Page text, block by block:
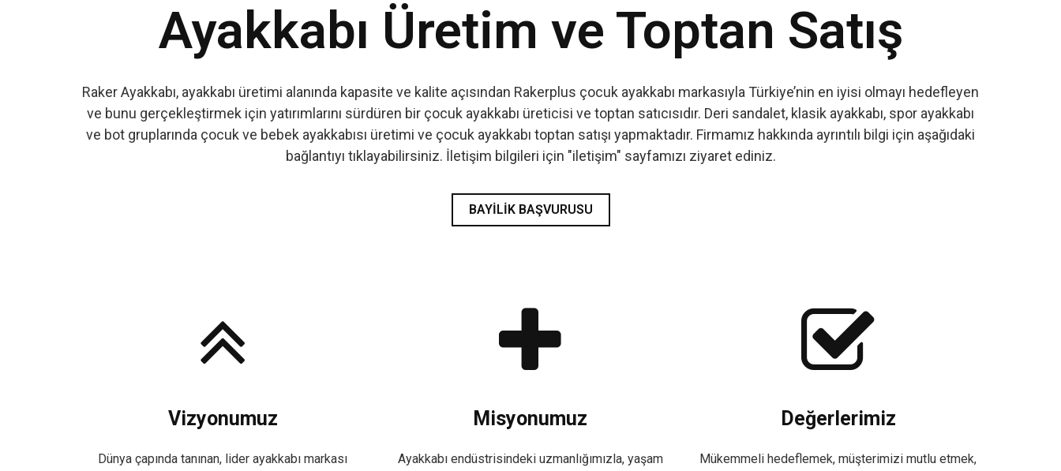
Ayakkabı Üretim ve Toptan Satış
Raker Ayakkabı, ayakkabı üretimi alanında kapasite ve kalite açısından Rakerplus çocuk ayakkabı markasıyla Türkiye’nin en iyisi olmayı hedefleyen
ve bunu gerçekleştirmek için yatırımlarını sürdüren bir çocuk ayakkabı üreticisi ve toptan satıcısıdır. Deri sandalet, klasik ayakkabı, spor ayakkabı
ve bot gruplarında çocuk ve bebek ayakkabısı üretimi ve çocuk ayakkabı toptan satışı yapmaktadır. Firmamız hakkında ayrıntılı bilgi için aşağıdaki
bağlantıyı tıklayabilirsiniz. İletişim bilgileri için "iletişim" sayfamızı ziyaret ediniz.
BAYILIK BAŞVURUSU
Vizyonumuz
Dünya çapında tanınan, lider ayakkabı markası
Misyonumuz
Ayakkabı endüstrisindeki uzmanlığımızla, yaşam
Değerlerimiz
Mükemmeli hedeflemek, müşterimizi mutlu etmek,